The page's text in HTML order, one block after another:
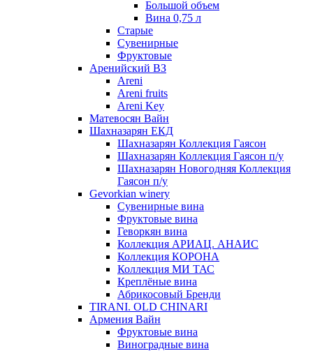
Большой объем
Вина 0,75 л
Старые
Сувенирные
Фруктовые
Аренийский ВЗ
Areni
Areni fruits
Areni Key
Матевосян Вайн
Шахназарян ЕКД
Шахназарян Коллекция Гаясон
Шахназарян Коллекция Гаясон п/у
Шахназарян Новогодняя Коллекция
Гаясон п/у
Gevorkian winery
Сувенирные вина
Фруктовые вина
Геворкян вина
Коллекция АРИАЦ. АНАИС
Коллекция КОРОНА
Коллекция МИ ТАС
Креплёные вина
Абрикосовый Бренди
TIRANI. OLD CHINARI
Армения Вайн
Фруктовые вина
Виноградные вина